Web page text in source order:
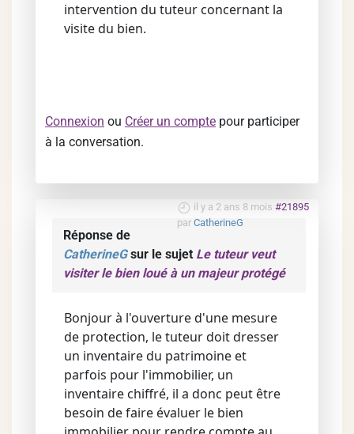
intervention du tuteur concernant la
visite du bien.
Connexion ou Créer un compte pour participer
à la conversation.
il y a 2 ans 8 mois #21895
par CatherineG
Réponse de
CatherineGsur le sujet Le tuteur veut
visiter le bien loué à un majeur protégé
Bonjour à l'ouverture d'une mesure
de protection, le tuteur doit dresser
un inventaire du patrimoine et
parfois pour l'immobilier, un
inventaire chiffré, il a donc peut être
besoin de faire évaluer le bien